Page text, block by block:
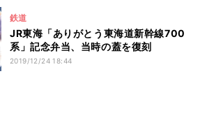
鉄道
JR東海「ありがとう東海道新幹線700
系」記念弁当、当時の蓋を復刻
2019/12/24 18:44